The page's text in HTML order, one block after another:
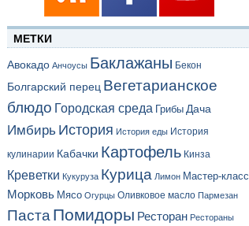
МЕТКИ
Авокадо Анчоусы Баклажаны Бекон
Болгарский перец Вегетарианское
блюдо Городская среда Грибы Дача
Имбирь История История еды История
кулинарии Кабачки Картофель Кинза
Креветки Кукуруза Курица Лимон Мастер-класс
Морковь Мясо Огурцы Оливковое масло Пармезан
ПастаПомидоры Ресторан Рестораны